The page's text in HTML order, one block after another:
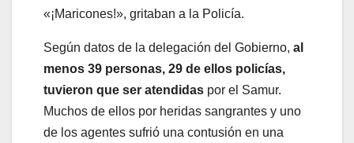
«¡Maricones!», gritaban a la Policía.
Según datos de la delegación del Gobierno, al
menos 39 personas, 29 de ellos policías,
tuvieron que ser atendidas por el Samur.
Muchos de ellos por heridas sangrantes y uno
de los agentes sufrió una contusión en una